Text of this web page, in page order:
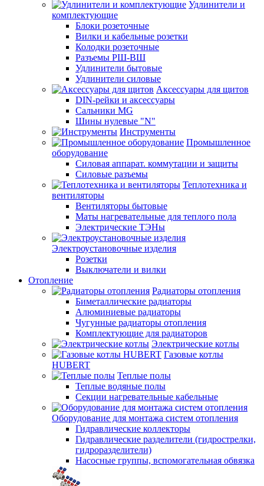
Удлинители и
комплектующие
Блоки розеточные
Вилки и кабельные розетки
Колодки розеточные
Разъемы РШ-ВШ
Удлинители бытовые
Удлинители силовые
Аксессуары для щитов
DIN-рейки и аксессуары
Сальники MG
Шины нулевые "N"
Инструменты
Промышленное
оборудование
Силовая аппарат. коммутации и защиты
Силовые разъемы
Теплотехника и
вентиляторы
Вентиляторы бытовые
Маты нагревательные для теплого пола
Электрические ТЭНы
Электроустановочные изделия
Розетки
Выключатели и вилки
Отопление
Радиаторы отопления
Биметаллические радиаторы
Алюминиевые радиаторы
Чугунные радиаторы отопления
Комплектующие для радиаторов
Электрические котлы
Газовые котлы
HUBERT
Теплые полы
Теплые водяные полы
Секции нагревательные кабельные
Оборудование для монтажа систем отопления
Гидравлические коллекторы
Гидравлические разделители (гидрострелки,
гидроразделители)
Насосные группы, вспомогательная обвязка